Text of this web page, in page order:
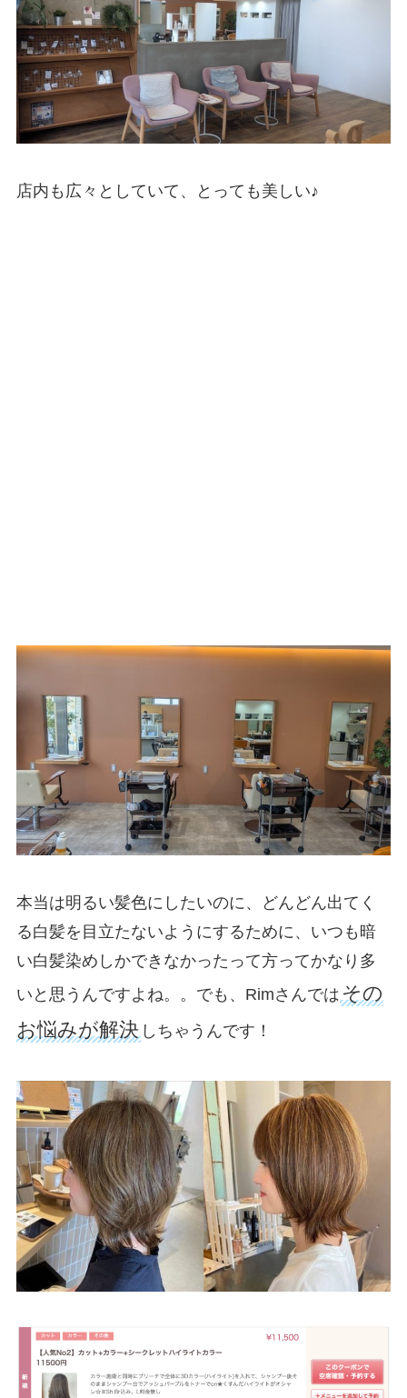
店内も広々としていて、とっても美しい♪
本当は明るい髪色にしたいのに、どんどん出てく
る白髪を目立たないようにするために、いつも暗
い白髪染めしかできなかったって方ってかなり多
いと思うんですよね。。でも、Rimさんでは その
お悩みが解決 しちゃうんです！